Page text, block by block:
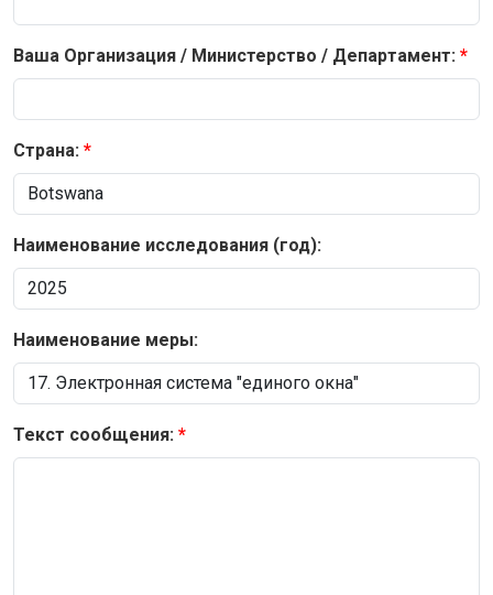
Ваша Организация / Министерство / Департамент:
Страна:
Наименование исследования (год):
Наименование меры:
Текст сообщения: